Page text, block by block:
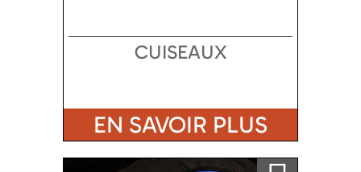
CUISEAUX
EN SAVOIR PLUS
Ajouter a ma sélection